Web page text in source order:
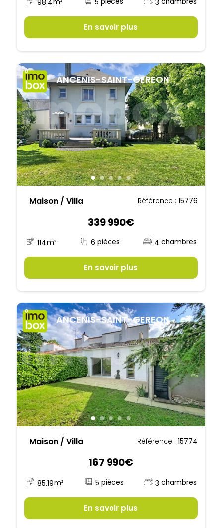
98.4m² 3
En savoir plus
ANCENIS-SAINT-GEREON
Maison / Villa Référence :15776
339 990€
114m² 6 4
En savoir plus
ANCENIS-SAINT-GEREON
Maison / Villa Référence :15774
167 990€
85.19m² 5 3
En savoir plus